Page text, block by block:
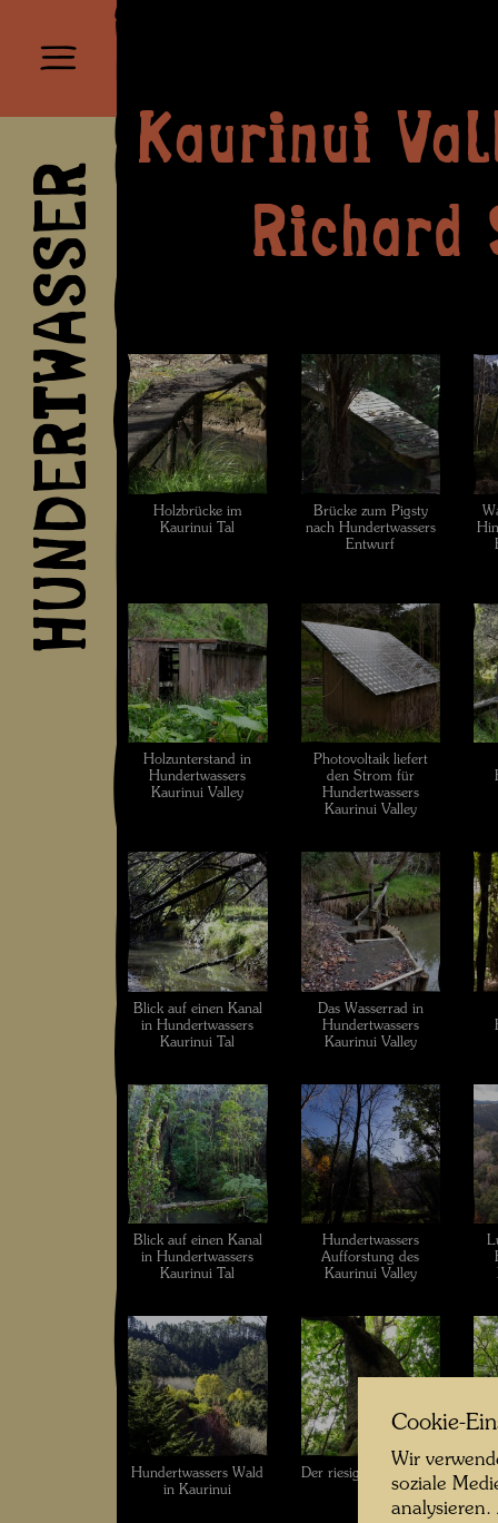
HUNDERTWASSER
Kaurinui
Richard
Holzbrücke im
Kaurinui Tal
Brücke zum Pigsty
nach Hundertwassers
Entwurf
Holzunterstand in
Hundertwassers
Kaurinui Valley
Photovoltaik liefert
den Strom für
Hundertwassers
Kaurinui Valley
Blick auf einen Kanal
in Hundertwassers
Kaurinui Tal
Das Wasserrad in
Hundertwassers
Kaurinui Valley
Blick auf einen Kanal
in Hundertwassers
Kaurinui Tal
Hundertwassers
Aufforstung des
Kaurinui Valley
Hundertwassers Wald
in Kaurinui
Der riesige Puriribaum
Cookie-
Wir
soziale
analysieren.